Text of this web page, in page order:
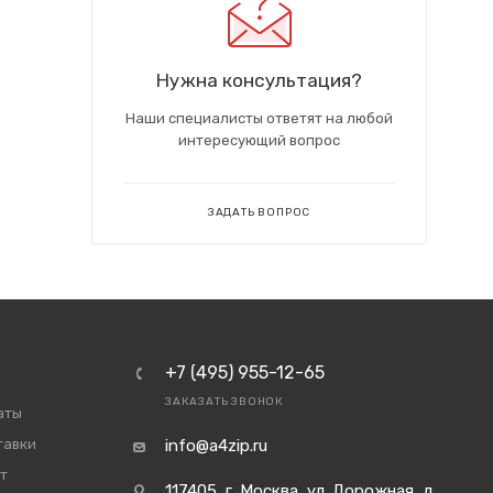
Нужна консультация?
Наши специалисты ответят на любой
интересующий вопрос
ЗАДАТЬ ВОПРОС
+7 (495) 955-12-65
ЗАКАЗАТЬ ЗВОНОК
info@a4zip.ru